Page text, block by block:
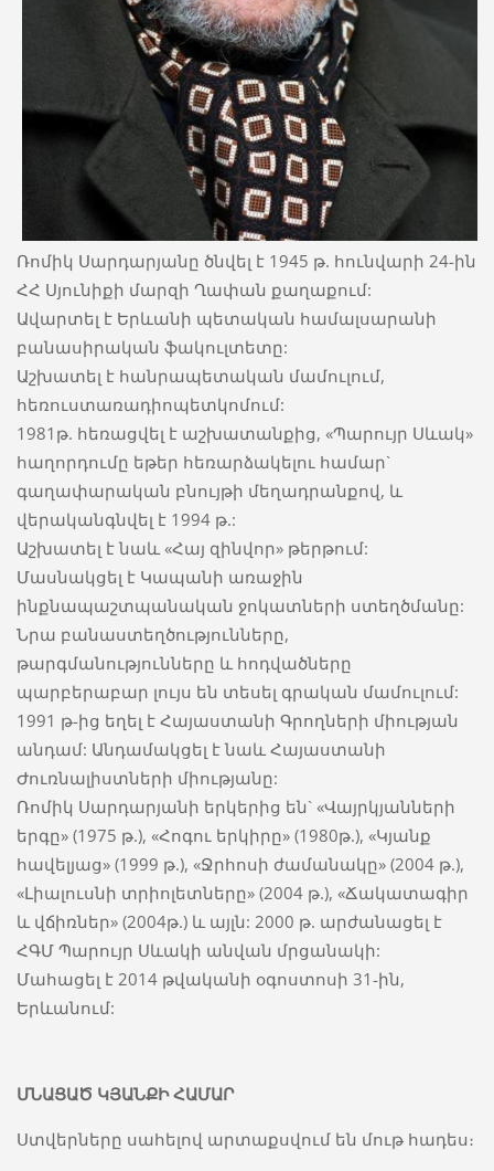
Ռոմիկ Սարդարյանը ծնվել է 1945 թ. հունվարի 24-ին
ՀՀ Սյունիքի մարզի Ղափան քաղաքում:
Ավարտել է Երևանի պետական համալսարանի
բանասիրական ֆակուլտետը:
Աշխատել է հանրապետական մամուլում,
հեռուստառադիոպետկոմում:
1981թ. հեռացվել է աշխատանքից, «Պարույր Սևակ»
հաղորդումը եթեր հեռարձակելու համար`
գաղափարական բնույթի մեղադրանքով, և
վերականգնվել է 1994 թ.:
Աշխատել է նաև «Հայ զինվոր» թերթում:
Մասնակցել է Կապանի առաջին
ինքնապաշտպանական ջոկատների ստեղծմանը:
Նրա բանաստեղծությունները,
թարգմանությունները և հոդվածները
պարբերաբար լույս են տեսել գրական մամուլում:
1991 թ-ից եղել է Հայաստանի Գրողների միության
անդամ: Անդամակցել է նաև Հայաստանի
Ժուռնալիստների միությանը:
Ռոմիկ Սարդարյանի երկերից են` «Վայրկյանների
երգը» (1975 թ.), «Հոգու երկիրը» (1980թ.), «Կյանք
հավելյաց» (1999 թ.), «Ջրհոսի ժամանակը» (2004 թ.),
«Լիալուսնի տրիոլետները» (2004 թ.), «Ճակատագիր
և վճիռներ» (2004թ.) և այլն: 2000 թ. արժանացել է
ՀԳՄ Պարույր Սևակի անվան մրցանակի:
Մահացել է 2014 թվականի օգոստոսի 31-ին,
Երևանում:
ՄՆԱՑԱԾ ԿՅԱՆՔԻ ՀԱՄԱՐ
Ստվերները սահելով արտաքսվում են մութ հադես։